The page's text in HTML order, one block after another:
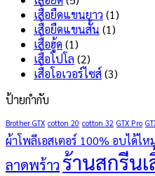
เสื้อยืดแขนยาว (1)
เสื้อยืดแขนสั้น (1)
เสื้อฮู้ด (1)
เสื้อโปโล (2)
เสื้อโอเวอร์ไซส์(3)
ป้ายกำกับ
Brother GTX cotton 20 cotton 32 GTX Pro
ผ้าโพลีเอสเตอร์ 100% อบได้ไห
ลาดพร้าว ร้านสกรีน